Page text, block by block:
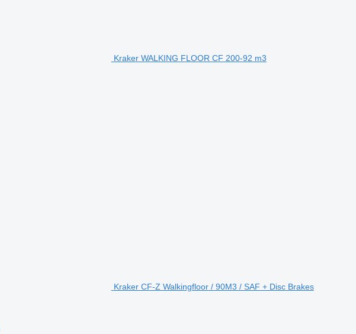
Kraker WALKING FLOOR CF 200-92 m3
Kraker CF-Z Walkingfloor / 90M3 / SAF + Disc Brakes